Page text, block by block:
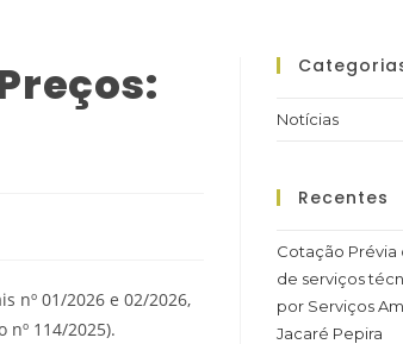
nº 01/2026 e 02/2026,
114/2025).
Notícias
Recentes
Cotação Prévia
de serviços
por Serviços
Jacaré Pepira